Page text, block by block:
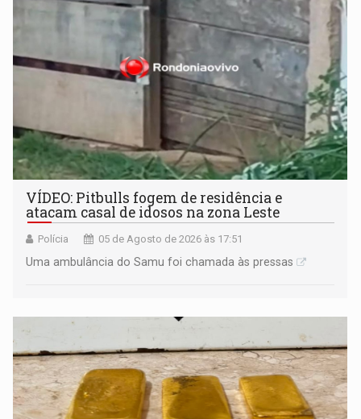
VÍDEO: Pitbulls fogem de residência e
atacam casal de idosos na zona Leste
Polícia 05 de Agosto de 2026 às 17:51
Uma ambulância do Samu foi chamada às pressas